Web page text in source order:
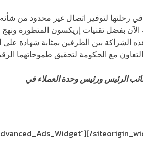
رحلتها لتوفير اتصال غير محدود من
بفضل تقنيات إريكسون المتطورة ونهج
بين الطرفين بمثابة شهادة على
مع الحكومة لتحقيق طموحاتهما
الرئيس ورئيس وحدة العملاء في
[/